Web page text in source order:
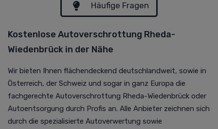
Häufige Fragen
Kostenlose Autoverschrottung Rheda-
Wiedenbrück in der Nähe
Wir bieten Ihnen flächendeckend deutschlandweit, sowie in
Österreich, der Schweiz und sogar in ganz Europa die
fachgerechte Autoverschrottung Rheda-Wiedenbrück oder
Autoentsorgung durch Profis an. Alle Anbieter zeichnen sich
durch die spezialisierte Autoverwertung sowie